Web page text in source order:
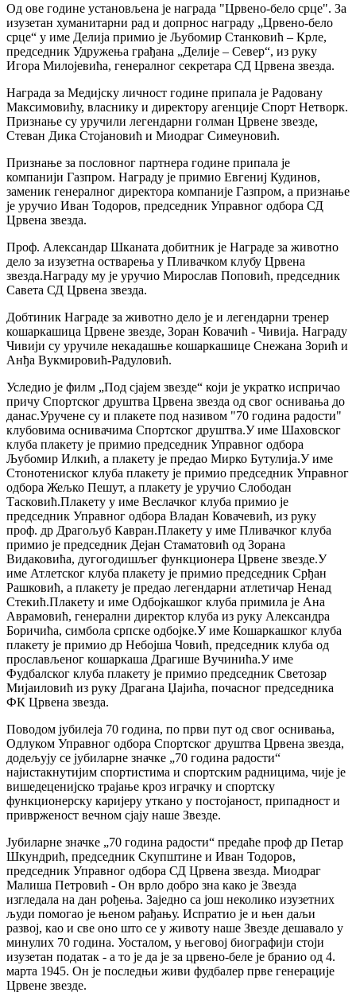
Од ове године установљена је награда "Црвено-бело срце". За
изузетан хуманитарни рад и допрнос награду „Црвено-бело
срце“ у име Делија примио је Љубомир Станковић – Крле,
председник Удружења грађана „Делије – Север“, из руку
Игора Милојевића, генералног секретара СД Црвена звезда.
Награда за Медијску личност године припала је Радовану
Максимовићу, власнику и директору агенције Спорт Нетворк.
Признање су уручили легендарни голман Црвене звезде,
Стеван Дика Стојановић и Миодраг Симеуновић.
Признање за пословног партнера године припала је
компанији Газпром. Награду је примио Евгениј Кудинов,
заменик генералног директора компаније Газпром, а признање
је уручио Иван Тодоров, председник Управног одбора СД
Црвена звезда.
Проф. Александар Шканата добитник је Награде за животно
дело за изузетна остварења у Пливачком клубу Црвена
звезда.Награду му је уручио Мирослав Поповић, председник
Савета СД Црвена звезда.
Добтиник Награде за животно дело је и легендарни тренер
кошаркашица Црвене звезде, Зоран Ковачић - Чивија. Награду
Чивији су уручиле некадашње кошаркашице Снежана Зорић и
Анђа Вукмировић-Радуловић.
Уследио је филм „Под сјајем звезде“ који је укратко испричао
причу Спортског друштва Црвена звезда од свог оснивања до
данас.Уручене су и плакете под називом "70 година радости"
клубовима оснивачима Спортског друштва.У име Шаховског
клуба плакету је примио председник Управног одбора
Љубомир Илкић, а плакету је предао Мирко Бутулија.У име
Стонотениског клуба плакету је примио председник Управног
одбора Жељко Пешут, а плакету је уручио Слободан
Тасковић.Плакету у име Веслачког клуба примио је
председник Управног одбора Владан Ковачевић, из руку
проф. др Драгољуб Кавран.Плакету у име Пливачког клуба
примио је председник Дејан Стаматовић од Зорана
Видаковића, дугогодишљег функционера Црвене звезде.У
име Атлетског клуба плакету је примио председник Срђан
Рашковић, а плакету је предао легендарни атлетичар Ненад
Стекић.Плакету и име Одбојкашког клуба примила је Ана
Аврамовић, генерални директор клуба из руку Александра
Боричића, симбола српске одбојке.У име Кошаркашког клуба
плакету је примио др Небојша Човић, председник клуба од
прослављеног кошаркаша Драгише Вучинића.У име
Фудбалског клуба плакету је примио председник Светозар
Мијаиловић из руку Драгана Џајића, почасног председника
ФК Црвена звезда.
Поводом јубилеја 70 година, по први пут од свог оснивања,
Одлуком Управног одбора Спортског друштва Црвена звезда,
додељују се јубиларне значке „70 година радости“
најистакнутијим спортистима и спортским радницима, чије је
вишедеценијско трајање кроз играчку и спортску
функционерску каријеру уткано у постојаност, припадност и
приврженост вечном сјају наше Звезде.
Јубиларне значке „70 година радости“ предаће проф др Петар
Шкундрић, председник Скупштине и Иван Тодоров,
председник Управног одбора СД Црвена звезда. Миодраг
Малиша Петровић - Он врло добро зна како је Звезда
изгледала на дан рођења. Заједно са још неколико изузетних
људи помогао је њеном рађању. Испратио је и њен даљи
развој, као и све оно што се у животу наше Звезде дешавало у
минулих 70 година. Уосталом, у његовој биографији стоји
изузетан податак - а то је да је за црвено-беле је бранио од 4.
марта 1945. Он је последњи живи фудбалер прве генерације
Црвене звезде.